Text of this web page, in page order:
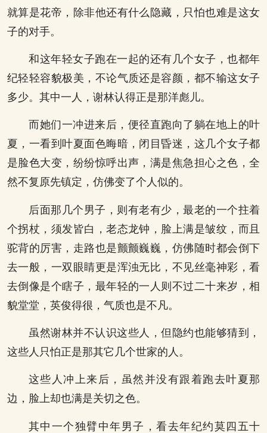
就算是花帝，除非他还有什么隐藏，只怕也难是这女
子的对手。
和这年轻女子跑在一起的还有几个女子，也都年
纪轻轻容貌极美，不论气质还是容颜，都不输这女子
多少。其中一人，谢林认得正是那洋彪儿。
而她们一冲进来后，便径直跑向了躺在地上的叶
夏，一看到叶夏面色晦暗，闭目昏迷，这几个女子都
是脸色大变，纷纷惊呼出声，满是焦急担心之色，全
然不复原先镇定，仿佛变了个人似的。
后面那几个男子，则有老有少，最老的一个拄着
个拐杖，须发皆白，老态龙钟，脸上满是皱纹，而且
驼背的厉害，走路也是颤颤巍巍，仿佛随时都会倒下
去一般，一双眼睛更是浑浊无比，不见丝毫神彩，看
去倒像是个瞎子，最年轻的一人则不过二十来岁，相
貌堂堂，英俊得很，气质也是不凡。
虽然谢林并不认识这些人，但隐约也能够猜到，
这些人只怕正是那其它几个世家的人。
这些人冲上来后，虽然并没有跟着跑去叶夏那
边，脸上却也满是关切之色。
其中一个独臂中年男子，看去年纪约莫四五十